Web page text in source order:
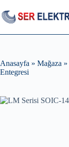
to
content
Anasayfa » Mağaza »
Entegresi